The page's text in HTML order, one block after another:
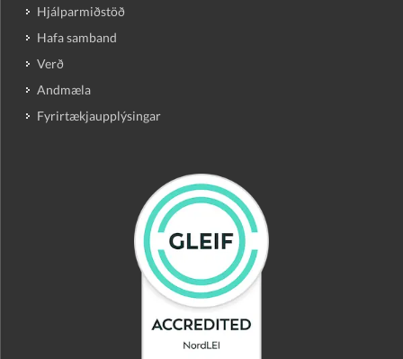
Hjálparmiðstöð
Hafa samband
Verð
Andmæla
Fyrirtækjaupplýsingar